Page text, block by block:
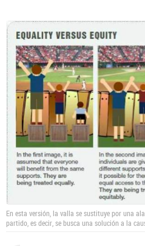
En esta versión, la valla se sustituye por una
partido, es decir, se busca una solución a la